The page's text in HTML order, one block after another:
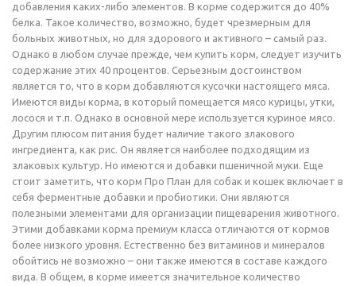
добавления каких-либо элементов. В корме содержится до 40%
белка. Такое количество, возможно, будет чрезмерным для
больных животных, но для здорового и активного – самый раз.
Однако в любом случае прежде, чем купить корм, следует изучить
содержание этих 40 процентов. Серьезным достоинством
является то, что в корм добавляются кусочки настоящего мяса.
Имеются виды корма, в который помещается мясо курицы, утки,
лосося и т.п. Однако в основной мере используется куриное мясо.
Другим плюсом питания будет наличие такого злакового
ингредиента, как рис. Он является наиболее подходящим из
злаковых культур. Но имеются и добавки пшеничной муки. Еще
стоит заметить, что корм Про План для собак и кошек включает в
себя ферментные добавки и пробиотики. Они являются
полезными элементами для организации пищеварения животного.
Этими добавками корма премиум класса отличаются от кормов
более низкого уровня. Естественно без витаминов и минералов
обойтись не возможно – они также имеются в составе каждого
вида. В общем, в корме имеется значительное количество